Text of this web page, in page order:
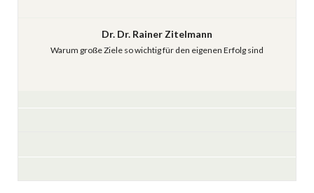
Dr. Dr. Rainer Zitelmann
Warum große Ziele so wichtig für den eigenen Erfolg sind